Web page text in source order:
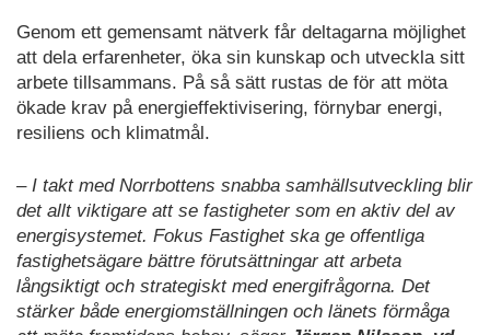
Genom ett gemensamt nätverk får deltagarna möjlighet
att dela erfarenheter, öka sin kunskap och utveckla sitt
arbete tillsammans. På så sätt rustas de för att möta
ökade krav på energieffektivisering, förnybar energi,
resiliens och klimatmål.
– I takt med Norrbottens snabba samhällsutveckling blir
det allt viktigare att se fastigheter som en aktiv del av
energisystemet. Fokus Fastighet ska ge offentliga
fastighetsägare bättre förutsättningar att arbeta
långsiktigt och strategiskt med energifrågorna. Det
stärker både energiomställningen och länets förmåga